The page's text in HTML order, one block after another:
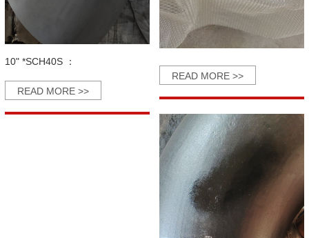
10" *SCH40S ：
READ MORE >>
READ MORE >>